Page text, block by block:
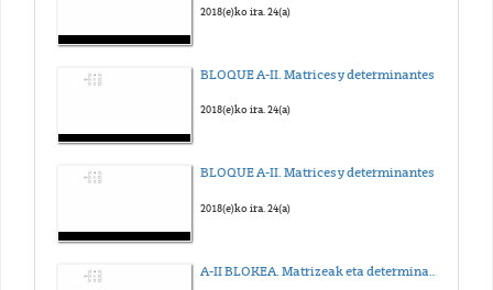
2018(e)ko ira. 24(a)
2018(e)ko ira. 24(a)
2018(e)ko ira. 24(a)